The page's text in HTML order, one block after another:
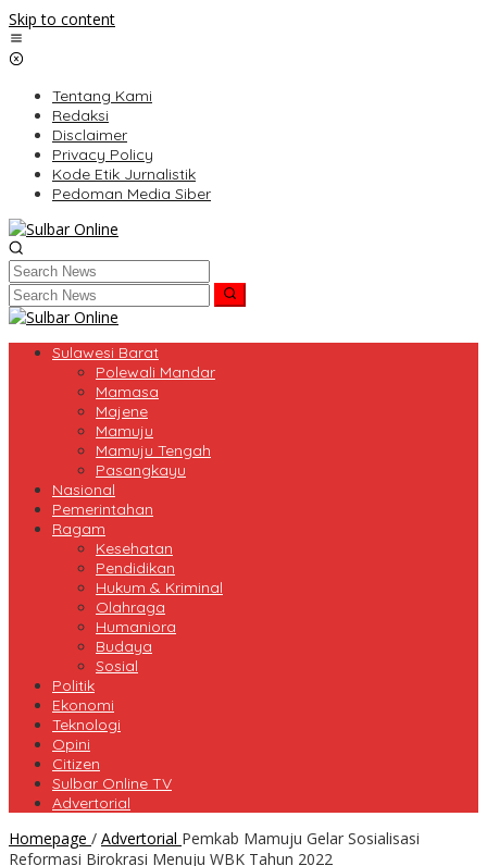
Skip to content
Tentang Kami
Redaksi
Disclaimer
Privacy Policy
Kode Etik Jurnalistik
Pedoman Media Siber
Sulawesi Barat
Polewali Mandar
Mamasa
Majene
Mamuju
Mamuju Tengah
Pasangkayu
Nasional
Pemerintahan
Ragam
Kesehatan
Pendidikan
Hukum & Kriminal
Olahraga
Humaniora
Budaya
Sosial
Politik
Ekonomi
Teknologi
Opini
Citizen
Sulbar Online TV
Advertorial
Homepage / Advertorial Pemkab Mamuju Gelar Sosialisasi
Reformasi Birokrasi Menuju WBK Tahun 2022